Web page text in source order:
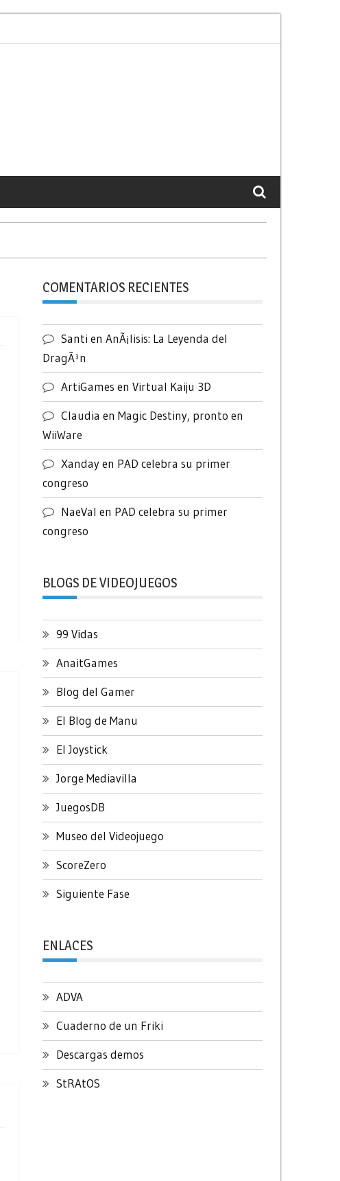
COMENTARIOS RECIENTES
Santi en AnÃ¡lisis: La Leyenda del
DragÃ³n
ArtiGames en Virtual Kaiju 3D
Claudia en Magic Destiny, pronto en
WiiWare
Xandayen PAD celebra su primer
congreso
NaeVal en PAD celebra su primer
congreso
BLOGS DE VIDEOJUEGOS
99 Vidas
AnaitGames
Blog del Gamer
El Blog de Manu
El Joystick
Jorge Mediavilla
JuegosDB
Museo del Videojuego
ScoreZero
Siguiente Fase
ENLACES
ADVA
Cuaderno de un Friki
Descargas demos
StRAtOS